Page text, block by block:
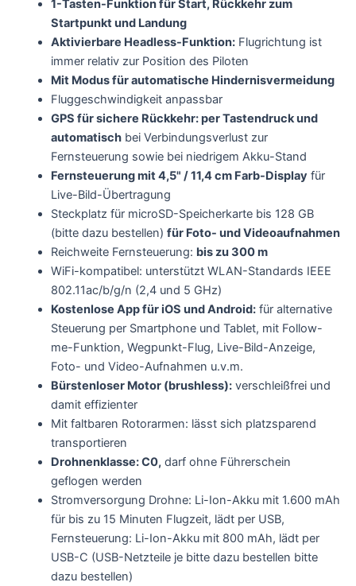
1-Tasten-Funktion für Start, Rückkehr zum
Startpunkt und Landung
Aktivierbare Headless-Funktion:Flugrichtung ist
immer relativ zur Position des Piloten
Mit Modus für automatische Hindernisvermeidung
Fluggeschwindigkeit anpassbar
GPS für sichere Rückkehr: per Tastendruck und
automatischbei Verbindungsverlust zur
Fernsteuerung sowie bei niedrigem Akku-Stand
Fernsteuerung mit 4,5" / 11,4 cm Farb-Display für
Live-Bild-Übertragung
Steckplatz für microSD-Speicherkarte bis 128 GB
(bitte dazu bestellen) für Foto- und Videoaufnahmen
Reichweite Fernsteuerung: bis zu 300 m
WiFi-kompatibel: unterstützt WLAN-Standards IEEE
802.11ac/b/g/n (2,4 und 5 GHz)
Kostenlose App für iOS und Android:für alternative
Steuerung per Smartphone und Tablet, mit Follow-
me-Funktion, Wegpunkt-Flug, Live-Bild-Anzeige,
Foto- und Video-Aufnahmen u.v.m.
Bürstenloser Motor (brushless):verschleißfrei und
damit effizienter
Mit faltbaren Rotorarmen: lässt sich platzsparend
transportieren
Drohnenklasse: C0,darf ohne Führerschein
geflogen werden
Stromversorgung Drohne: Li-Ion-Akku mit 1.600 mAh
für bis zu 15 Minuten Flugzeit, lädt per USB,
Fernsteuerung: Li-Ion-Akku mit 800 mAh, lädt per
USB-C (USB-Netzteile je bitte dazu bestellen bitte
dazu bestellen)